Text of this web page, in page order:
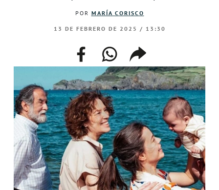
POR MARÍA CORISCO
13 DE FEBRERO DE 2025 / 13:30
facebookwhatsappcompartir
enlace